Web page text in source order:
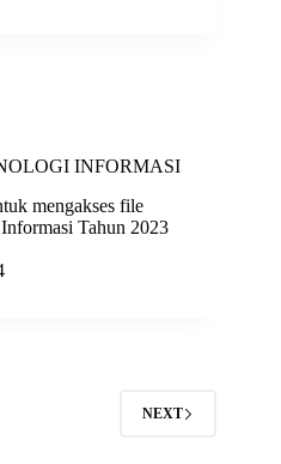
INFORMASI
mengakses file
Tahun 2023
NEXT